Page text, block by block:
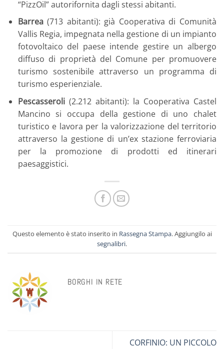
“PizzOil” autorifornita dagli stessi abitanti.
Barrea(713 abitanti): già Cooperativa di Comunità
Vallis Regia, impegnata nella gestione di un impianto
fotovoltaico del paese intende gestire un albergo
diffuso di proprietà del Comune per promuovere
turismo sostenibile attraverso un programma di
turismo esperienziale.
Pescasseroli(2.212 abitanti): la Cooperativa Castel
Mancino si occupa della gestione di uno chalet
turistico e lavora per la valorizzazione del territorio
attraverso la gestione di un’ex stazione ferroviaria
per la promozione di prodotti ed itinerari
paesaggistici.
Questo elemento è stato inserito in Rassegna Stampa. Aggiungilo ai
segnalibri.
BORGHI IN RETE
CORFINIO: UN PICCOLO